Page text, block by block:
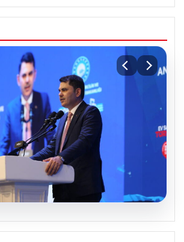
Devlet Yönetimi Ciddi